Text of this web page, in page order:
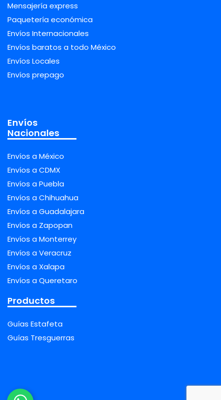
Mensajería express
Paquetería económica
Envíos Internacionales
Envíos baratos a todo México
Envíos Locales
Envíos prepago
Envíos
Nacionales
Envíos a México
Envíos a CDMX
Envíos a Puebla
Envíos a Chihuahua
Envíos a Guadalajara
Envíos a Zapopan
Envíos a Monterrey
Envíos a Veracruz
Envíos a Xalapa
Envíos a Queretaro
Productos
Guías Estafeta
Guías Tresguerras